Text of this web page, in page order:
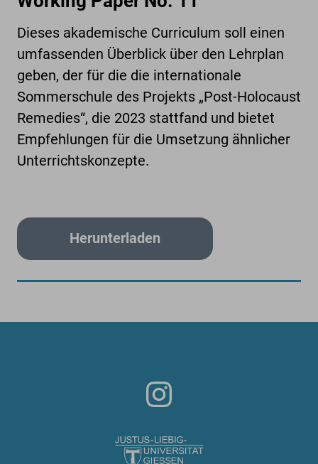
Dieses akademische Curriculum soll einen
umfassenden Überblick über den Lehrplan
geben, der für die die internationale
Sommerschule des Projekts „Post-Holocaust
Remedies“, die 2023 stattfand und bietet
Empfehlungen für die Umsetzung ähnlicher
Unterrichtskonzepte.
Herunterladen